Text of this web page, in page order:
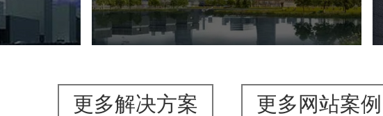
网站设计 网站设计
更多解决方案 更多网站案例